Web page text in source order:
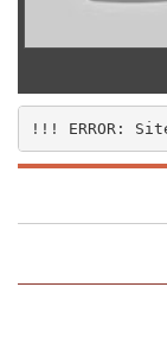
non
!!! ERROR: